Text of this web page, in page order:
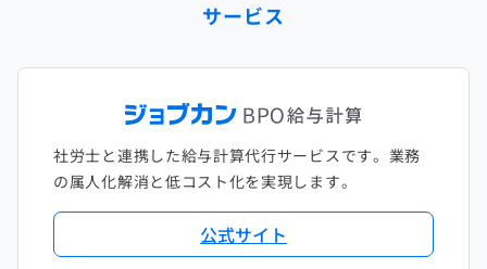
サービス
社労士と連携した給与計算代行サービスです。業務
の属人化解消と低コスト化を実現します。
公式サイト